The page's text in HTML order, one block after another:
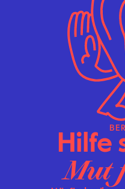
Hilfe
Mut